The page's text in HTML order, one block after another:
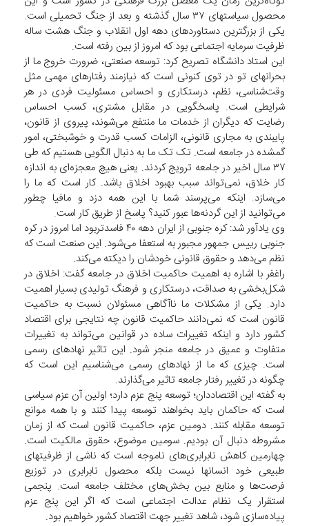
محصول سیاستهای ۳۷ سال گذشته و بعد از جنگ تحمیلی است.
یکی از بزرگترین دستاوردهای دهه اول انقلاب و جنگ هشت ساله
ظرفیت سرمایه اجتماعی بود که امروز از بین رفته است.
این استاد دانشگاه تصریح کرد: توسعه صنعتی، ضرورت خروج ما از
بحرانهای تو در توی کنونی است که نیازمند رفتارهای مهمی مثل
وقت‌شناسی، نظم، درستکاری و احساس مسئولیت فردی در هر
شرایطی است. پاسخگویی در مقابل مشتری، کسب احساس
رضایت که دیگران از خدمات ما منتفع می‌شوند، پیروی از قانون،
پایبندی به مجاری قانونی، الزامات کسب قدرت و خوشبختی، امور
گمشده در جامعه است. تک تک ما به دنبال الگویی هستیم که طی
۳۷ سال اخیر در جامعه ترویج کردند. یعنی هیچ معجزه‌ای به اندازه
کار خلاق، نمی‌تواند سبب بهبود اخلاق باشد. کار است که ما را
می‌سازد. اینکه می‌پرسند شما با این همه دزد و مافیا چطور
می‌توانید از این گردنه‌ها عبور کنید؟ پاسخ از طریق کار است.
وی یادآور شد: کره جنوبی از ایران دهه ۴۰ فاسدتربود اما امروز در کره
جنوبی رییس جمهور مجبور به استعفا می‌شود. این صنعت است که
نظم می‌دهد و حقوق قانونی خودشان را دیکته می‌کند.
راغفر با اشاره به اهمیت حاکمیت اخلاق در جامعه گفت: اخلاق در
شکل‌بخشی به صداقت، درستکاری و فرهنگ تولیدی بسیار اهمیت
دارد. یکی از مشکلات ما ناآگاهی مسئولان نسبت به حاکمیت
قانون است که نمی‌دانند حاکمیت قانون چه نتایجی برای اقتصاد
کشور دارد و اینکه تغییرات ساده در قوانین می‌تواند به تغییرات
متفاوت و عمیق در جامعه منجر شود. این تاثیر نهادهای رسمی
است. چیزی که ما از نهادهای رسمی می‌شناسیم این است که
چگونه در تغییر رفتار جامعه تاثیر می‌گذارند.
به گفته این اقتصاددان؛ توسعه پنج عزم دارد؛ اولین آن عزم سیاسی
است که حاکمان باید بخواهند توسعه پیدا کنند و با همه موانع
توسعه مقابله کنند. دومین عزم، حاکمیت قانون است که از زمان
مشروطه دنبال آن بودیم. سومین موضوع، حقوق مالکیت است.
چهارمین کاهش نابرابری‌های ناموجه است که ناشی از ظرفیتهای
طبیعی خود انسانها نیست بلکه محصول نابرابری در توزیع
فرصت‌ها و منابع بین بخش‌های مختلف جامعه است. پنجمی
استقرار یک نظام عدالت اجتماعی است که اگر این پنج عزم
پیاده‌سازی شود، شاهد تغییر جهت اقتصاد کشور خواهیم بود.